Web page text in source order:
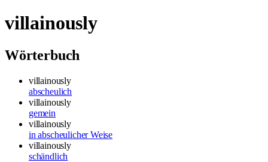
villainously
Wörterbuch
villainously
abscheulich
villainously
gemein
villainously
in abscheulicher Weise
villainously
schändlich